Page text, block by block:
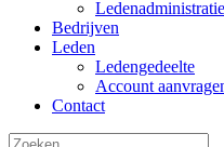
Ledenadministratie
Bedrijven
Leden
Ledengedeelte
Account
Contact